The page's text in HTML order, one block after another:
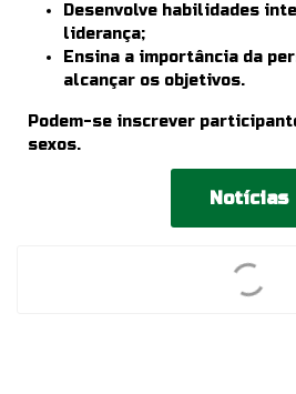
Desenvolve habilidades
liderança;
Ensina a importância da
alcançar os objetivos.
Podem-se inscrever
sexos.
Notícias